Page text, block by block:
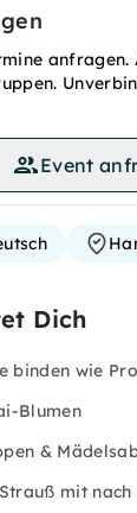
anfragen.
Event
Dich
binden wie
Blumen
&
mit nach